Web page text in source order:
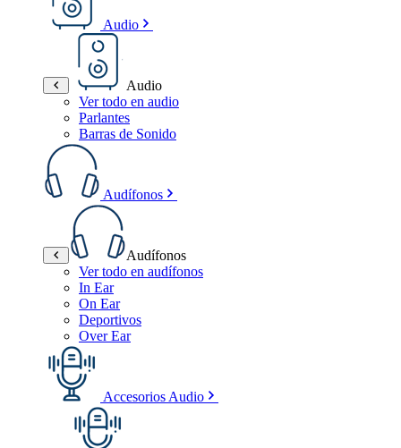
Audio
Audio
Ver todo en audio
Parlantes
Barras de Sonido
Audífonos
Audífonos
Ver todo en audífonos
In Ear
On Ear
Deportivos
Over Ear
Accesorios Audio